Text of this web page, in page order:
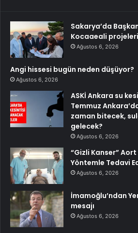
Sakarya’da
Kocaaeali
Ağustos 6, 2026
Angi hissesi bugün neden düşüyor?
Ağustos 6, 2026
ASKİ Ankara su
Temmuz
zaman bitecek,
gelecek?
Ağustos 6, 2026
“Gizli Kanser” Aort
Yöntemle Tedavi
Ağustos 6, 2026
İmamoğlu’ndan
mesajı
Ağustos 6, 2026